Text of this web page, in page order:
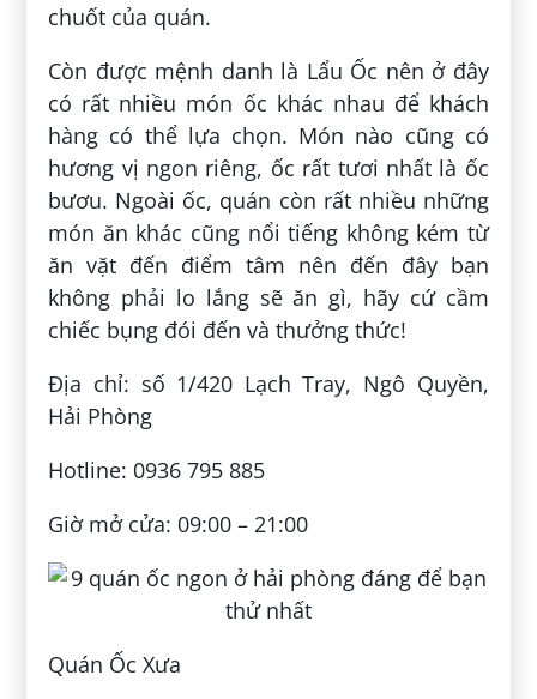
chuốt của quán.
Còn được mệnh danh là Lẩu Ốc nên ở đây
có rất nhiều món ốc khác nhau để khách
hàng có thể lựa chọn. Món nào cũng có
hương vị ngon riêng, ốc rất tươi nhất là ốc
bươu. Ngoài ốc, quán còn rất nhiều những
món ăn khác cũng nổi tiếng không kém từ
ăn vặt đến điểm tâm nên đến đây bạn
không phải lo lắng sẽ ăn gì, hãy cứ cầm
chiếc bụng đói đến và thưởng thức!
Địa chỉ: số 1/420 Lạch Tray, Ngô Quyền,
Hải Phòng
Hotline: 0936 795 885
Giờ mở cửa: 09:00 – 21:00
Quán Ốc Xưa